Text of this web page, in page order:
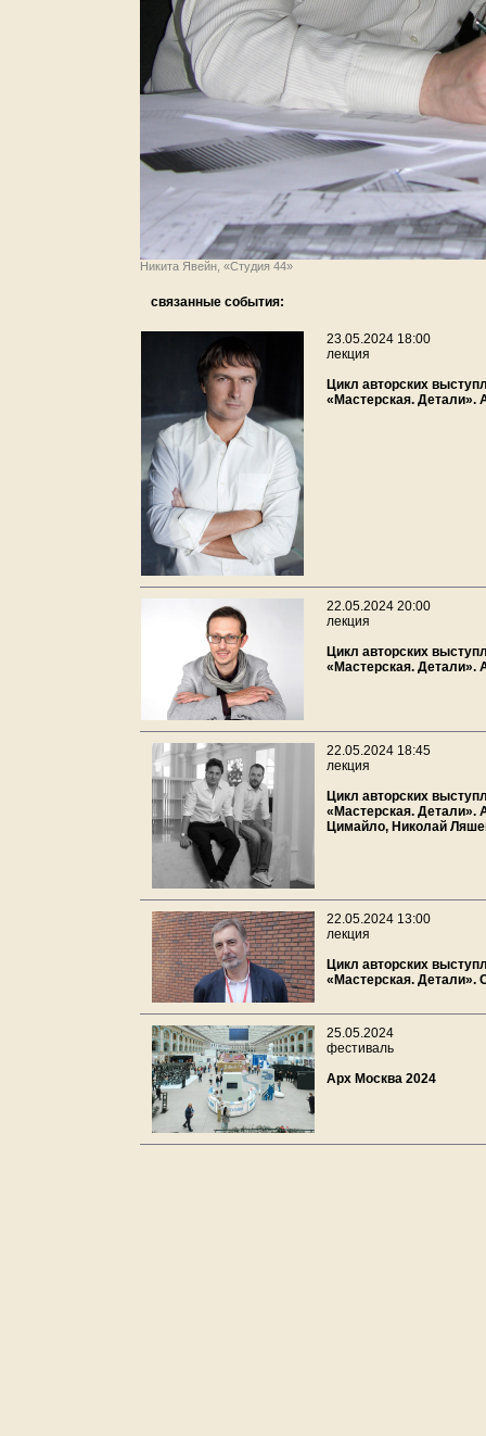
Никита Явейн, «Студия 44»
связанные события:
23.05.2024 18:00
лекция
Цикл авторских
«Мастерская. Детали».
22.05.2024 20:00
лекция
Цикл авторских
«Мастерская. Детали».
22.05.2024 18:45
лекция
Цикл авторских
«Мастерская. Детали».
Цимайло, Николай
22.05.2024 13:00
лекция
Цикл авторских
«Мастерская. Детали».
25.05.2024
фестиваль
Арх Москва 2024